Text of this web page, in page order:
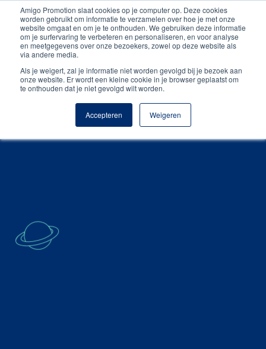
Amigo Promotion slaat cookies op je computer op. Deze cookies
worden gebruikt om informatie te verzamelen over hoe je met onze
website omgaat en om je te onthouden. We gebruiken deze informatie
om je surfervaring te verbeteren en personaliseren, en voor analyse
en meetgegevens over onze bezoekers, zowel op deze website als
via andere media.
Als je weigert, zal je informatie niet worden gevolgd bij je bezoek aan
onze website. Er wordt een kleine cookie in je browser geplaatst om
te onthouden dat je niet gevolgd wilt worden.
Accepteren Weigeren
Gratis digitale drukproef